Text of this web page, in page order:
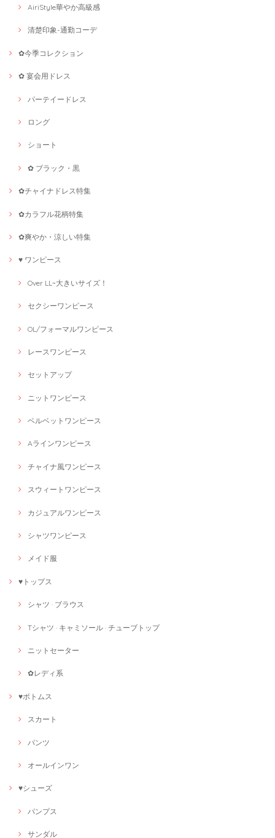
AiriStyle華やか高級感
清楚印象-通勤コーデ
✿今季コレクション
✿ 宴会用ドレス
パーテイードレス
ロング
ショート
✿ ブラック・黒
✿チャイナドレス特集
✿カラフル花柄特集
✿爽やか・涼しい特集
♥ ワンピース
Over LL~大きいサイズ！
セクシーワンピース
OL/フォーマルワンピース
レースワンピース
セットアップ
ニットワンピース
ベルベットワンピース
Aラインワンピース
チャイナ風ワンピース
スウィートワンピース
カジュアルワンピース
シャツワンピース
メイド服
♥トップス
シャツ · ブラウス
Tシャツ · キャミソール · チューブトップ
ニットセーター
✿レディ系
♥ボトムス
スカート
パンツ
オールインワン
♥シューズ
パンプス
サンダル